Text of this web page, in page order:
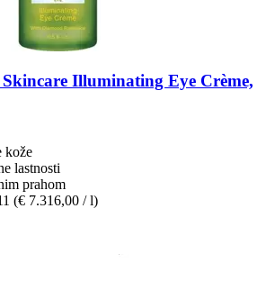
Illuminating Eye Crème,
kože
lastnosti
prahom
(€ 7.316,00 / l)